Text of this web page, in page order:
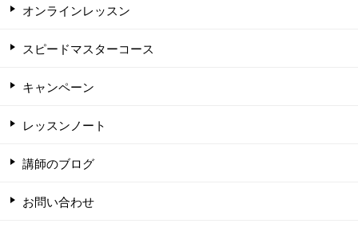
オンラインレッスン
スピードマスターコース
キャンペーン
レッスンノート
講師のブログ
お問い合わせ